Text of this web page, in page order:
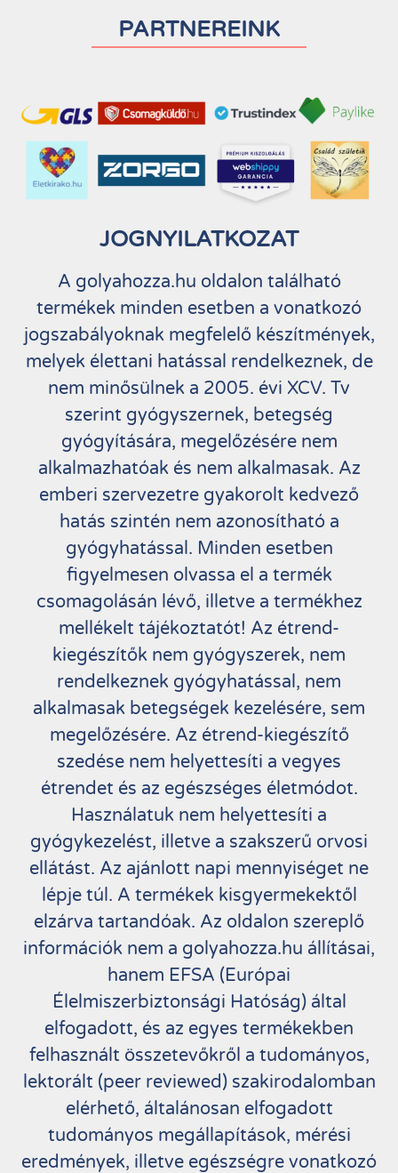
PARTNEREINK
JOGNYILATKOZAT
A golyahozza.hu oldalon található
termékek minden esetben a vonatkozó
jogszabályoknak megfelelő készítmények,
melyek élettani hatással rendelkeznek, de
nem minősülnek a 2005. évi XCV. Tv
szerint gyógyszernek, betegség
gyógyítására, megelőzésére nem
alkalmazhatóak és nem alkalmasak. Az
emberi szervezetre gyakorolt kedvező
hatás szintén nem azonosítható a
gyógyhatással. Minden esetben
figyelmesen olvassa el a termék
csomagolásán lévő, illetve a termékhez
mellékelt tájékoztatót! Az étrend-
kiegészítők nem gyógyszerek, nem
rendelkeznek gyógyhatással, nem
alkalmasak betegségek kezelésére, sem
megelőzésére. Az étrend-kiegészítő
szedése nem helyettesíti a vegyes
étrendet és az egészséges életmódot.
Használatuk nem helyettesíti a
gyógykezelést, illetve a szakszerű orvosi
ellátást. Az ajánlott napi mennyiséget ne
lépje túl. A termékek kisgyermekektől
elzárva tartandóak. Az oldalon szereplő
információk nem a golyahozza.hu állításai,
hanem EFSA (Európai
Élelmiszerbiztonsági Hatóság) által
elfogadott, és az egyes termékekben
felhasznált összetevőkről a tudományos,
lektorált (peer reviewed) szakirodalomban
elérhető, általánosan elfogadott
tudományos megállapítások, mérési
eredmények, illetve egészségre vonatkozó